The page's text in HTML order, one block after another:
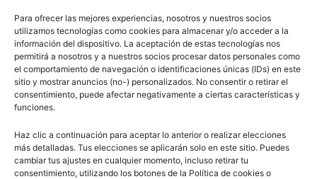
Para ofrecer las mejores experiencias, nosotros y nuestros socios
utilizamos tecnologías como cookies para almacenar y/o acceder a la
información del dispositivo. La aceptación de estas tecnologías nos
permitirá a nosotros y a nuestros socios procesar datos personales como
el comportamiento de navegación o identificaciones únicas (IDs) en este
sitio y mostrar anuncios (no-) personalizados. No consentir o retirar el
consentimiento, puede afectar negativamente a ciertas características y
funciones.
Haz clic a continuación para aceptar lo anterior o realizar elecciones
más detalladas. Tus elecciones se aplicarán solo en este sitio. Puedes
cambiar tus ajustes en cualquier momento, incluso retirar tu
consentimiento, utilizando los botones de la Política de cookies o
Consecuencias de la Revolución
Industrial
Revolución Industrial